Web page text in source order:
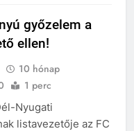
győzelem a
ellen!
10 hónap
1 perc
Nyugati
listavezetője az FC